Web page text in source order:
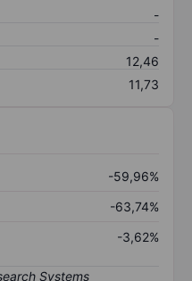
-
-
12,46
11,73
-59,96%
-63,74%
-3,62%